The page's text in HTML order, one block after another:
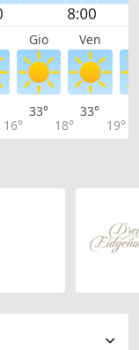
Gio Ven
16°
33°
18°
33°
19°